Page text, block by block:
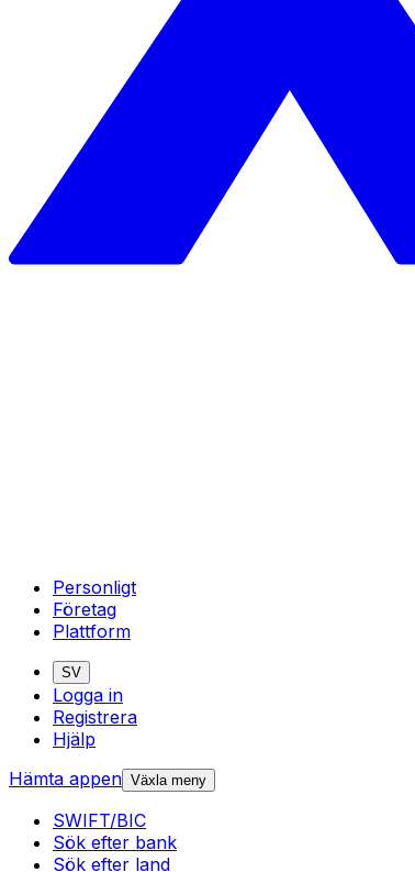
Personligt
Företag
Plattform
SV
Logga in
Registrera
Hjälp
Hämta appen Växla meny
SWIFT/BIC
Sök efter bank
Sök efter land